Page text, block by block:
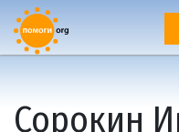
Сорокин